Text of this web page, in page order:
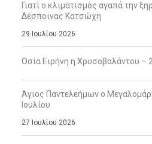
Γιατί ο κλιματισμός αγαπά την
Δέσποινας Κατσώχη
29 Ιουλίου 2026
Οσία Ειρήνη η Χρυσοβαλάντου –
Άγιος Παντελεήμων ο
Ιουλίου
27 Ιουλίου 2026